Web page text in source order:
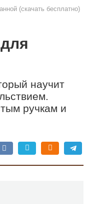
(скачать бесплатно)
научит
ручкам и